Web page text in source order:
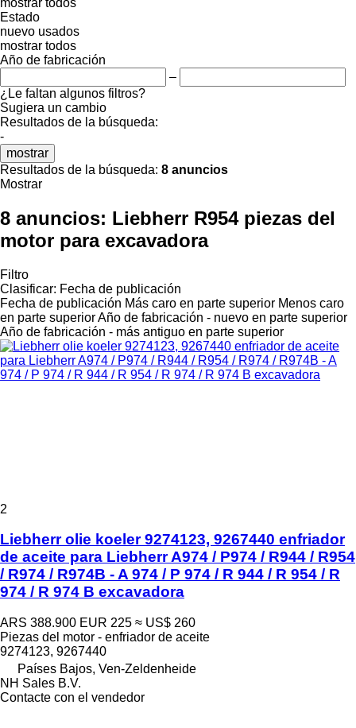
Estado
nuevo usados
mostrar todos
Año de fabricación
–
¿Le faltan algunos filtros?
Sugiera un cambio
Resultados de la búsqueda:
-
mostrar
Resultados de la búsqueda: 8 anuncios
Mostrar
8 anuncios: Liebherr R954 piezas del
motor para excavadora
Filtro
Clasificar: Fecha de publicación
Fecha de publicación Más caro en parte superior Menos caro
en parte superiorAño de fabricación - nuevo en parte superior
Año de fabricación - más antiguo en parte superior
2
Liebherr olie koeler 9274123, 9267440 enfriador
de aceite para Liebherr A974 / P974 / R944 / R954
/ R974 / R974B - A 974 / P 974 / R 944 / R 954 / R
974 / R 974 B excavadora
ARS 388.900 EUR 225 ≈ US$ 260
Piezas del motor - enfriador de aceite
9274123, 9267440
Países Bajos, Ven-Zeldenheide
NH Sales B.V.
Contacte con el vendedor